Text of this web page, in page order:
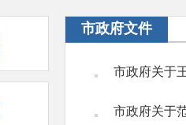
市政府文件
市政府关于
市政府关于